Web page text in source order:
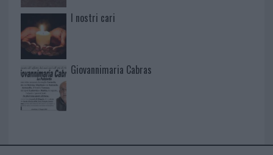
I nostri cari
Giovannimaria Cabras